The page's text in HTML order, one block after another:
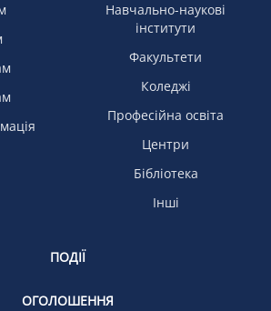
Навчально-наукові
інститути
Факультети
Коледжі
Професійна освіта
Центри
Бібліотека
Інші
ПОДІЇ
ОГОЛОШЕННЯ